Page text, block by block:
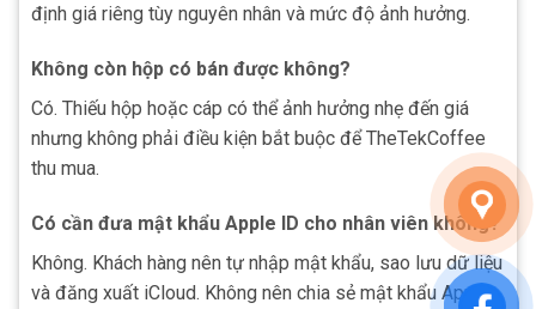
định giá riêng tùy nguyên nhân và mức độ ảnh hưởng.
Không còn hộp có bán được không?
Có. Thiếu hộp hoặc cáp có thể ảnh hưởng nhẹ đến giá
nhưng không phải điều kiện bắt buộc để TheTekCoffee
thu mua.
Có cần đưa mật khẩu Apple ID cho nhân viên không?
Không. Khách hàng nên tự nhập mật khẩu, sao lưu dữ liệu
và đăng xuất iCloud. Không nên chia sẻ mật khẩu Apple